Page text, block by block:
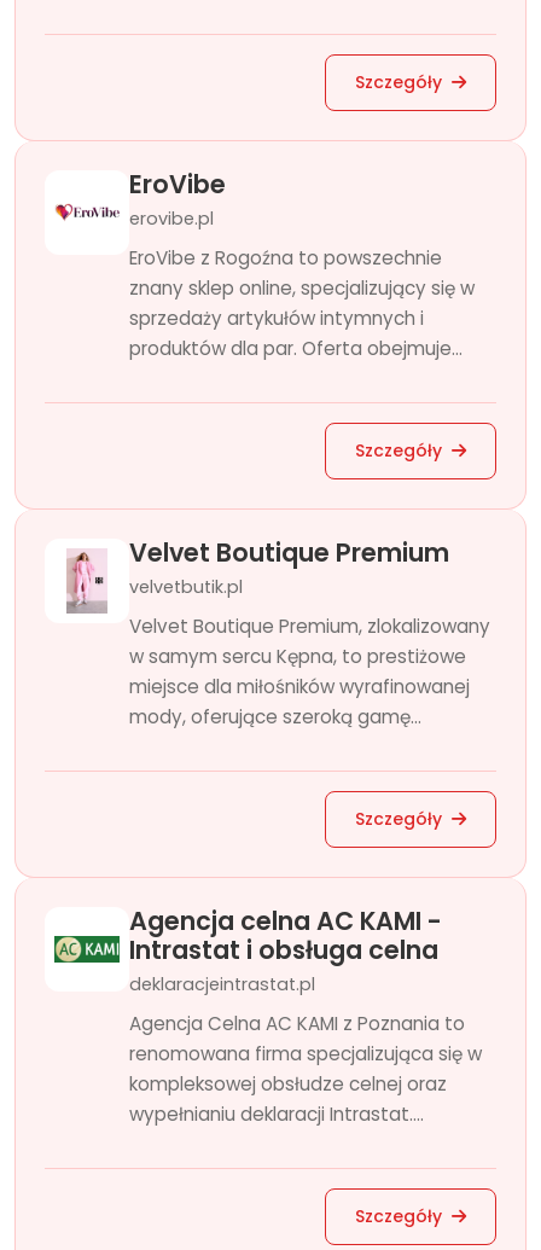
Szczegóły
EroVibe
erovibe.pl
EroVibe z Rogoźna to powszechnie
znany sklep online, specjalizujący się w
sprzedaży artykułów intymnych i
produktów dla par. Oferta obejmuje...
Szczegóły
Velvet Boutique Premium
velvetbutik.pl
Velvet Boutique Premium, zlokalizowany
w samym sercu Kępna, to prestiżowe
miejsce dla miłośników wyrafinowanej
mody, oferujące szeroką gamę...
Szczegóły
Agencja celna AC KAMI -
Intrastat i obsługa celna
deklaracjeintrastat.pl
Agencja Celna AC KAMI z Poznania to
renomowana firma specjalizująca się w
kompleksowej obsłudze celnej oraz
wypełnianiu deklaracji Intrastat....
Szczegóły